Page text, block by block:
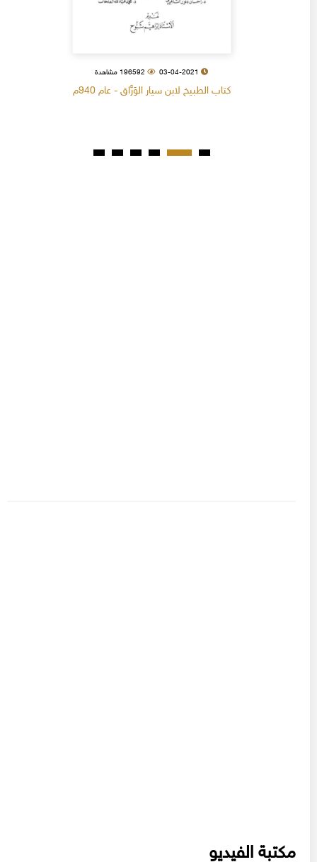
03-04-2021 196592 مشاهدة
كتاب الطبيخ لابن سيار الوَرَّاق - عام 940م
مكتبة الفيديو